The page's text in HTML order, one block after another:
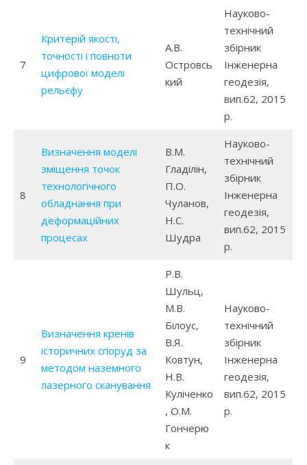
7
Критерій якості,
точності і повноти
цифрової моделі
рельєфу
А.В.
Островсь
кий
Науково-
технічний
збірник
Інженерна
геодезія,
вип.62, 2015
р.
8
Визначення моделі
зміщення точок
технологічного
обладнання при
деформаційних
процесах
В.М.
Гладілін,
П.О.
Чуланов,
Н.С.
Шудра
Науково-
технічний
збірник
Інженерна
геодезія,
вип.62, 2015
р.
9
Визначення кренів
історичних споруд за
методом наземного
лазерного сканування
Р.В.
Шульц,
М.В.
Білоус,
В.Я.
Ковтун,
Н.В.
Куліченко
, О.М.
Гончерю
к
Науково-
технічний
збірник
Інженерна
геодезія,
вип.62, 2015
р.